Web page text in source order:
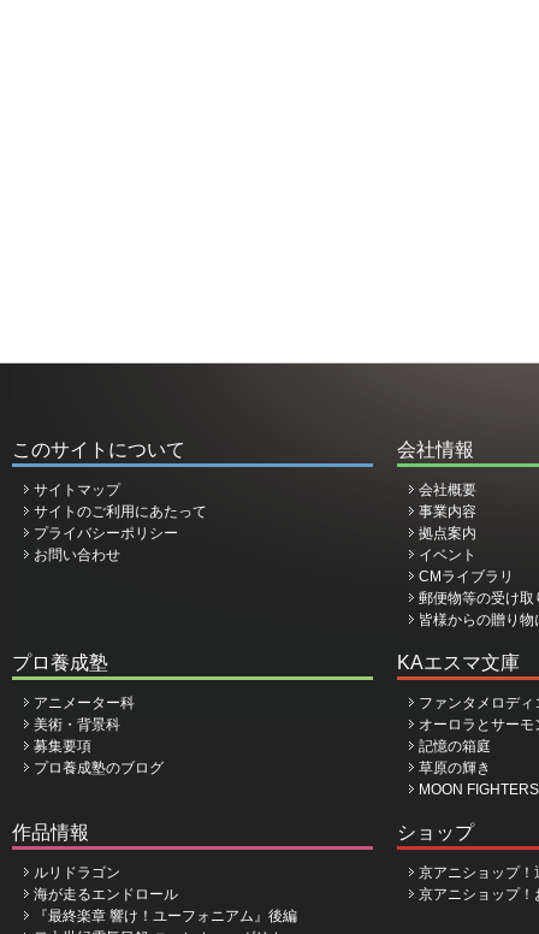
このサイトについて
サイトマップ
サイトのご利用にあたって
プライバシーポリシー
お問い合わせ
会社情報
会社概要
事業内容
拠点案内
イベント
CMライブラリ
郵便物等の受け取
皆様からの贈り
プロ養成塾
アニメーター科
美術・背景科
募集要項
プロ養成塾のブログ
KAエスマ文庫
ファンタメロデ
オーロラとサーモ
記憶の箱庭
草原の輝き
MOON
作品情報
ルリドラゴン
海が走るエンドロール
『最終楽章 響け！ユーフォニアム』後編
ショップ
京アニショップ！
京アニショップ！